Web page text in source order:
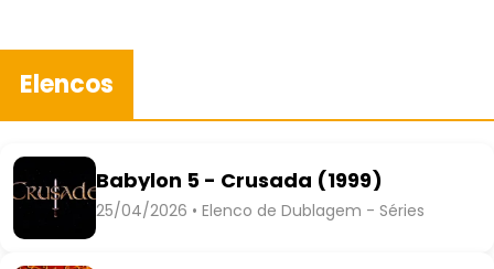
Elencos
Babylon 5 - Crusada (1999)
25/04/2026 • Elenco de Dublagem - Séries